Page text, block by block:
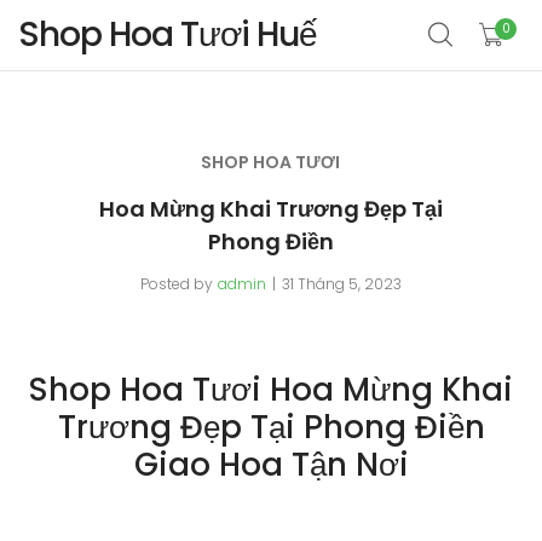
Shop Hoa Tươi Huế 0
SHOP HOA TƯƠI
Hoa Mừng Khai Trương Đẹp Tại
Phong Điền
Posted by admin 31 Tháng 5, 2023
Shop Hoa Tươi Hoa Mừng Khai
Trương Đẹp Tại Phong Điền
Giao Hoa Tận Nơi